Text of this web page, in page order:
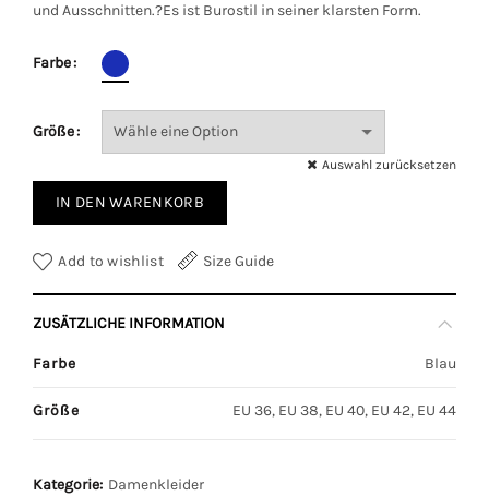
und Ausschnitten.?Es ist Burostil in seiner klarsten Form.
Farbe
Größe
Auswahl zurücksetzen
IN DEN WARENKORB
Add to wishlist Size Guide
ZUSÄTZLICHE INFORMATION
Farbe Blau
Größe EU 36, EU 38, EU 40, EU 42, EU 44
Kategorie: Damenkleider